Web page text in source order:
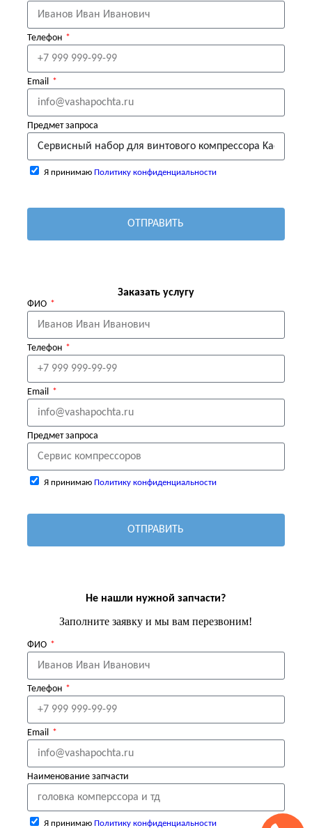
Телефон
Email
Предмет запроса
Я принимаю Политику конфиденциальности
ОТПРАВИТЬ
Заказать услугу
ФИО
Телефон
Email
Предмет запроса
Я принимаю Политику конфиденциальности
ОТПРАВИТЬ
Не нашли нужной запчасти?
Заполните заявку и мы вам перезвоним!
ФИО
Телефон
Email
Наименование запчасти
Я принимаю Политику конфиденциальности